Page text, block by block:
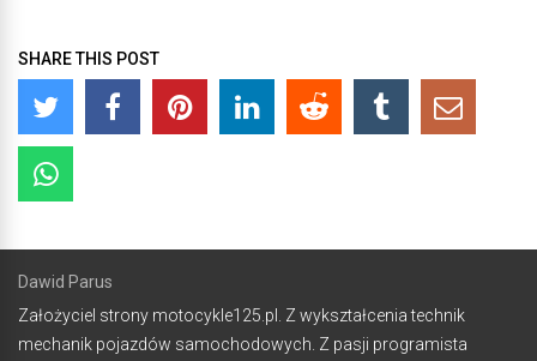
SHARE THIS POST
Dawid Parus
Założyciel strony motocykle125.pl. Z wykształcenia technik
mechanik pojazdów samochodowych. Z pasji programista